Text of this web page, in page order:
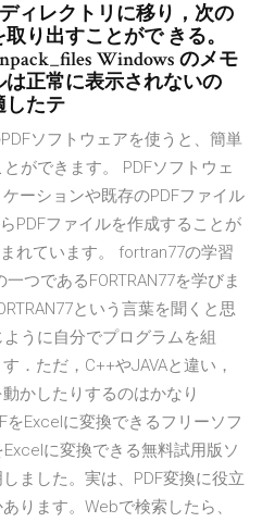
ィレクトリに移り，次の
り出すことがで きる。
Windows のメモ
正常に表示されないの
したテ
ソフトウェアを使うと、簡単
ができます。 PDFソフトウェ
ーションや既存のPDFファイル
PDFファイルを作成することが
れています。 fortran77の学習
つであるFORTRAN77を学びま
という言葉を聞くと思
うに自分でプログラムを組
．ただ，C++やJAVAと違い，
かしたりするのはかなり
をExcelに変換できるフリーソフ
Excelに変換できる無料試用版ソ
ました。実は、PDF変換に役立
ります。Webで検索したら、